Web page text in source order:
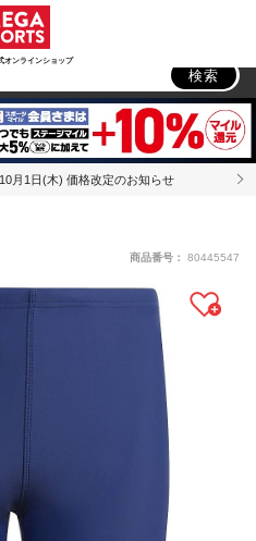
オンラインショップ
検索
月1日(木) 価格改定のお知らせ
商品番号： 80445547